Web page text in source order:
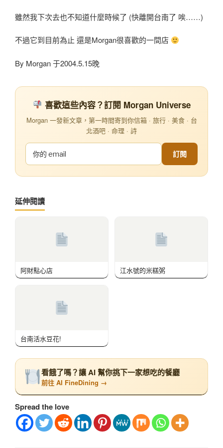
雖然我下次去也不知道什麼時候了 (快離開台南了 唉……)
不過它到目前為止 還是Morgan很喜歡的一間店
By Morgan 于2004.5.15晚
喜歡這些內容？訂閱 Morgan Universe
Morgan 一發新文章，第一時間寄到你信箱 · 旅行 · 美食 · 台
北酒吧 · 命理 · 詩
訂閱
延伸閱讀
阿財點心店 江水號的米糕粥
台南活水豆花!
看餓了嗎？讓 AI 幫你挑下一家想吃的餐廳
前往 AI FineDining →
Spread the love